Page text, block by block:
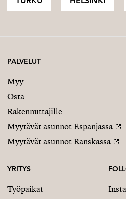
PALVELUT
Myy
Osta
Rakennuttajille
Myytävät asunnot Espanjassa
Myytävät asunnot Ranskassa
YRITYS
Työpaikat